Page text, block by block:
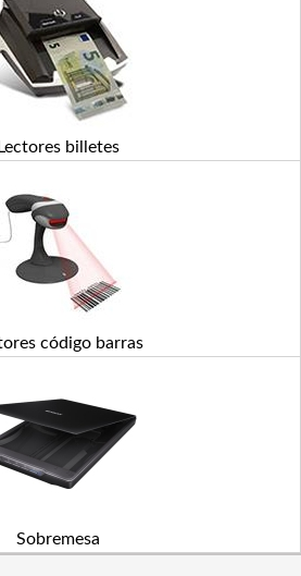
Lectores billetes
código barras
Sobremesa